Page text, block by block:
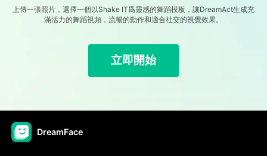
上傳一張照片，選擇一個以Shake IT爲靈感的舞蹈模板，讓DreamAct生成充
滿活力的舞蹈視頻，流暢的動作和適合社交的視覺效果。
立即開始
DreamFace